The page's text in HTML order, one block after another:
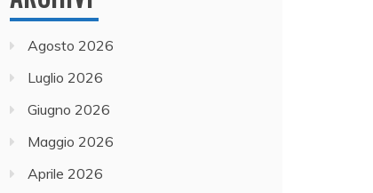
Agosto 2026
Luglio 2026
Giugno 2026
Maggio 2026
Aprile 2026